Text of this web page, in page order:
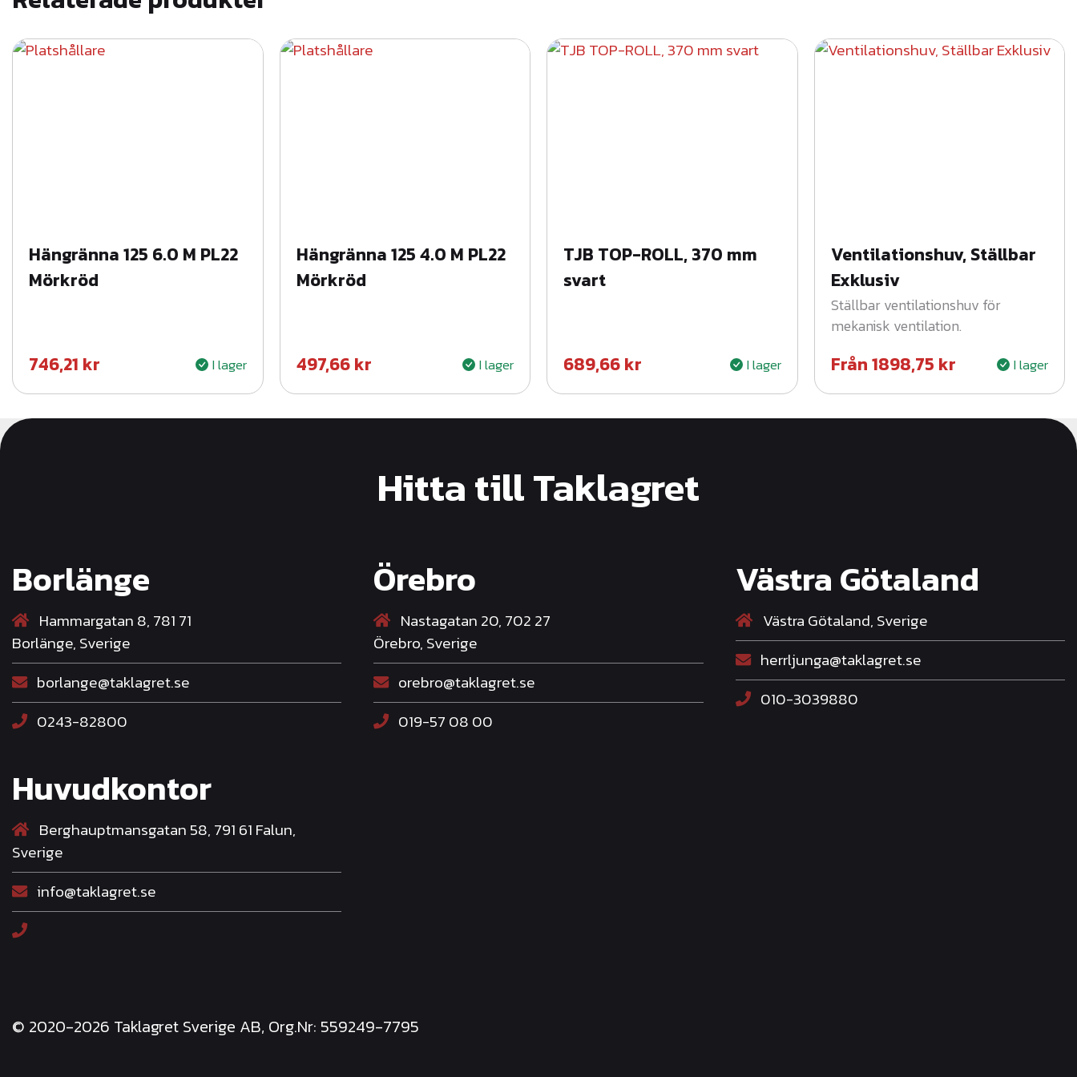
ä
g
d
Hängränna 125 6.0 M PL22
Mörkröd
746,21 kr I lager
Hängränna 125 4.0 M PL22
Mörkröd
497,66kr I lager
TJB TOP-ROLL, 370 mm
svart
689,66kr I lager
Ventilationshuv, Ställbar
Exklusiv
Ställbar ventilationshuv för
mekanisk ventilation.
Från1898,75 kr I lager
Hitta till Taklagret
Borlänge
Hammargatan 8, 781 71
Borlänge, Sverige
borlange@taklagret.se
0243-82800
Örebro
Nastagatan 20, 702 27
Örebro, Sverige
orebro@taklagret.se
019-57 08 00
Västra Götaland
Västra Götaland, Sverige
herrljunga@taklagret.se
010-3039880
Huvudkontor
Berghauptmansgatan 58, 791 61 Falun,
Sverige
info@taklagret.se
© 2020-2026 Taklagret Sverige AB, Org.Nr: 559249-7795